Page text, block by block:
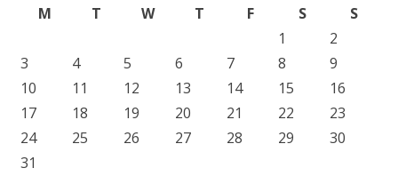
M
T W T F S
S
1
2
3
4 5 6 7 8
9
10
11 12 13 14 15
16
17
18 19 20 21 22
23
24
25 26 27 28 29
30
31